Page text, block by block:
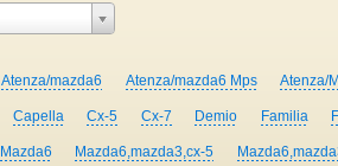
Atenza/mazda6 Atenza/mazda6 Mps Atenza/
Capella Cx-5 Cx-7 Demio Familia
Mazda6 Mazda6,mazda3,cx-5